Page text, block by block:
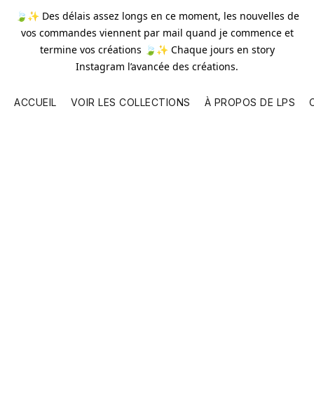
🍃✨ Des délais assez longs en ce moment, les nouvelles de
vos commandes viennent par mail quand je commence et
termine vos créations 🍃✨ Chaque jours en story
Instagram l’avancée des créations.
ACCUEIL VOIR LES COLLECTIONS À PROPOS DE LPS